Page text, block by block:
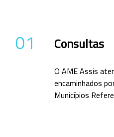
01 Consultas
O AME Assis
encaminhados
Municípios